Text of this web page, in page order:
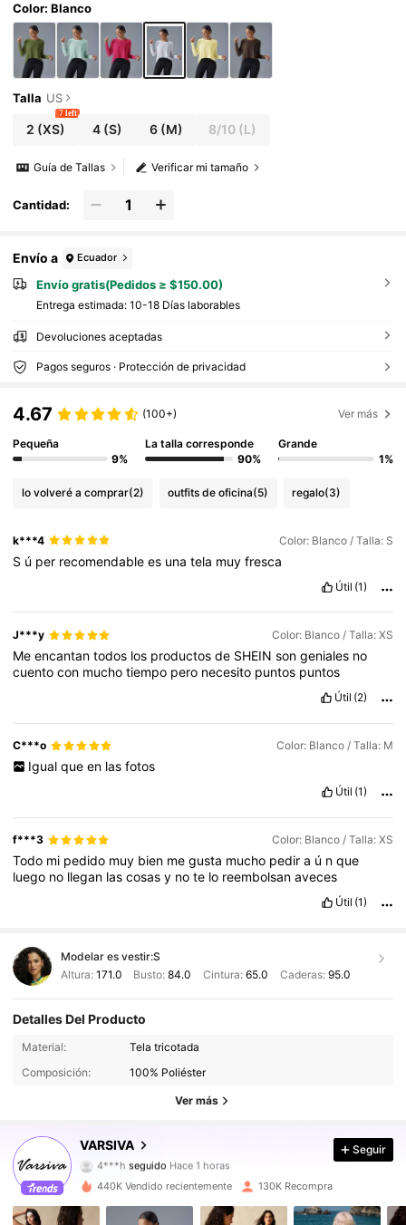
Color: Blanco
Talla US
2 (XS)
7 left
4(S) 6(M) 8/10 (L)
Verificar mi tamaño
Guía de Tallas
Cantidad:
Envío a Ecuador
Envío gratis(Pedidos ≥ $150.00)
Entrega estimada: 10-18 Días laborables
Devoluciones aceptadas
Pagos seguros · Protección de privacidad
4.67 (100+) Ver más
Pequeña
9%
La talla corresponde
90%
Grande
1%
lo volveré a comprar(2) outfits de oficina(5) regalo(3)
k***4 Color: Blanco / Talla: S
S ú per recomendablees unatela muyfresca
Útil (1)
J***y Color: Blanco / Talla: XS
Meencantantodos los productosde SHEINsongeniales no
cuentocon muchotiempo pero necesito puntos puntos
Útil (2)
C***o Color: Blanco / Talla: M
Igual que en las fotos
Útil (1)
f***3 Color: Blanco / Talla: XS
Todo mi pedido muy bien megusta mucho pedira ú nque
luego no llegan lascosasy note lo reembolsanaveces
Útil (1)
Modelar es vestir:S
Altura: 171.0 Busto:84.0 Cintura: 65.0 Caderas: 95.0
Detalles Del Producto
Material:
Tela tricotada
Composición:
100% Poliéster
Ver más
VARSIVA
312K Seguidores
4***h
4.87
312K Seguidores
4.87 312K Seguidores
Seguir
440K Vendido recientemente 130K Recompra